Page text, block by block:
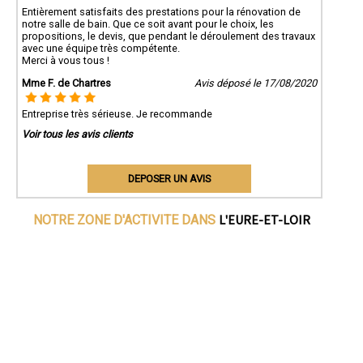
Entièrement satisfaits des prestations pour la rénovation de
notre salle de bain. Que ce soit avant pour le choix, les
propositions, le devis, que pendant le déroulement des travaux
avec une équipe très compétente.
Merci à vous tous !
Mme F. de Chartres
Avis déposé le 17/08/2020
Entreprise très sérieuse. Je recommande
Voir tous les avis clients
DEPOSER UN AVIS
NOTRE ZONE D'ACTIVITE DANS L'EURE-ET-LOIR